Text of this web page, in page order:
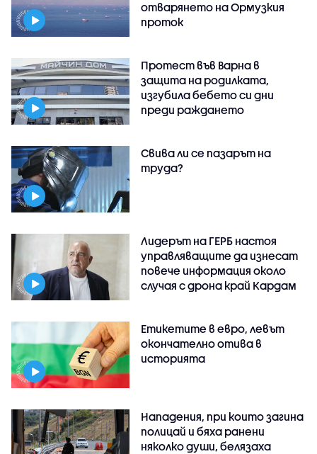
отварянето на Ормузкия
проток
Протест във Варна в
защита на родилката,
изгубила бебето си дни
преди раждането
Свива ли се пазарът на
труда?
Лидерът на ГЕРБ настоя
управляващите да изнесат
повече информация около
случая с дрона край Кардам
Етикетите в евро, левът
окончателно отива в
историята
Нападения, при които загина
полицай и бяха ранени
няколко души, белязаха